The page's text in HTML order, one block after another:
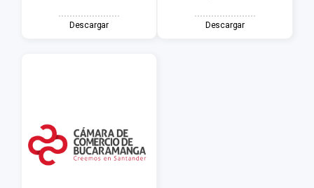
Descargar Descargar